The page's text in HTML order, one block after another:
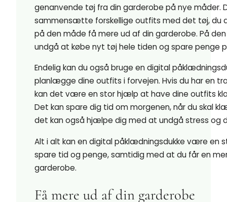
genanvende tøj fra din garderobe på nye måder.
sammensætte forskellige outfits med det tøj, du
på den måde få mere ud af din garderobe. På
undgå at købe nyt tøj hele tiden og spare penge
Endelig kan du også bruge en digital
planlægge dine outfits i forvejen. Hvis du har en
kan det være en stor hjælp at have dine outfits
Det kan spare dig tid om morgenen, når du skal
det kan også hjælpe dig med at undgå stress og
Alt i alt kan en digital påklædningsdukke være en
spare tid og penge, samtidig med at du får en
garderobe.
Få mere ud af din garderobe